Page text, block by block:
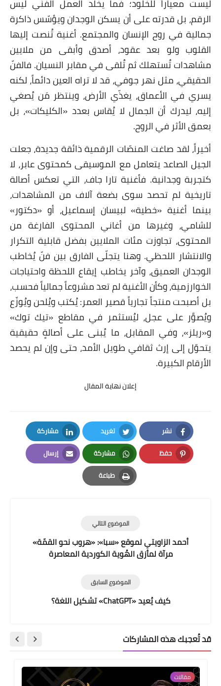
ليست معياراً للخلود؛ فما يخلّد العمل الفنّي ليس
الرقم، بل قدرته على أن يسكن الوجدان ويؤسّس ذاكرة
جمالية في روح الإنسان والمجتمع. أغنية تُنصت إليها
القلوب ولو بعد عقود، أصدق وأبقى من ملايين
مشاهدات تُستهلك ثم تُلقى في مقابر النسيان. فالفنّ
الحقيقي، مثل نهر جوفي، قد لا تراه العين دائماً، لكنه
يسري في الأعماق، يغذّي الأرض، وينتظر مَن يُصغي
إليه، ليدرك أن الجمال لا يُقاس بعدد «الكليكات»، بل
بعمق الأثر في الروح.
أخيراً، لقد صاغت المنصّات الرقمية ذائقة جديدة، جعلت
الجيل الصاعد يتعامل مع الموسيقى كمحتوى عابر، لا
كتجربة وجدانية. فأغنية تارا جاف، التي تعكس أصالة
تاريخية لم تحصد سوى بضعة آلاف من المشاهدات،
بينما أغنية «خطية» لبيسان إسماعيل، أو «دكتور»
للشامي، وغيرها من أغاني المحتوى الفارغة من
المحتوى، تجاوزت مئات الملايين بفضل قابلية التكرار
والانتشار اللحظي. وهنا يتجلّى الفارق بين فنّ يُخاطب
الوجدان العميق، وآخر يخاطب إيقاع اللحظة واحتياجات
الخوارزمية، وكأن الأغنية لم تعد مشروعاً جمالياً فحسب،
بل أصبحت منتجاً تجارياً قصير العمر: يُكتب ويُلحن ويُوزّع
ويُصوَّر على عجل، ليُستثمر في مقاطع «تيك توك»
و«ريلز»، وفي المقابل، ما يُبنى على أصالةٍ حقيقية
يتحوّل إلى إرث ثقافي طويل الأمد، حتى وإن لم يحصد
الأرقام الكبيرة.
إعلان نهاية المقال
نشر
Facebook
تغريد
Twitter
مشاركة
LinkedIn
حفظ
Pinterest
مشاركة
Whatsapp
إرسال
Email
طباعة
Print
الموضوع التالي
أحمد الزاويتي لموقع «سبا»: «هروب نحو القمّة»
مرآة لمأزق الهُوية الكوردية المعاصرة
الموضوع السابق
كيف يُعيد «ChatGPT» تشكيل اللغة؟
قد تُعجبك هذه المشاركات
مقالات